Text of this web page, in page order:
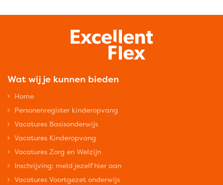
Wat wij je kunnen bieden
Home
Personenregister kinderopvang
Vacatures Basisonderwijs
Vacatures Kinderopvang
Vacatures Zorg en Welzijn
Inschrijving: meld jezelf hier aan
Vacatures Voortgezet onderwijs